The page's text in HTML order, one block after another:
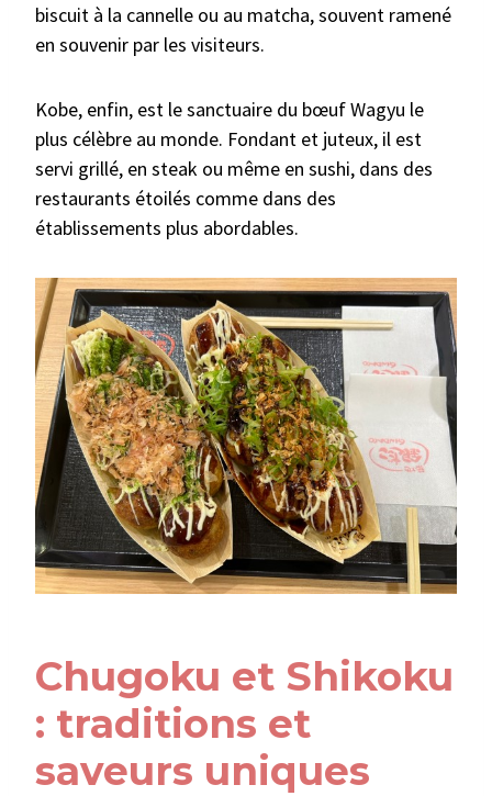
biscuit à la cannelle ou au matcha, souvent ramené
en souvenir par les visiteurs.
Kobe, enfin, est le sanctuaire du bœuf Wagyu le
plus célèbre au monde. Fondant et juteux, il est
servi grillé, en steak ou même en sushi, dans des
restaurants étoilés comme dans des
établissements plus abordables.
Chugoku et Shikoku
: traditions et
saveurs uniques